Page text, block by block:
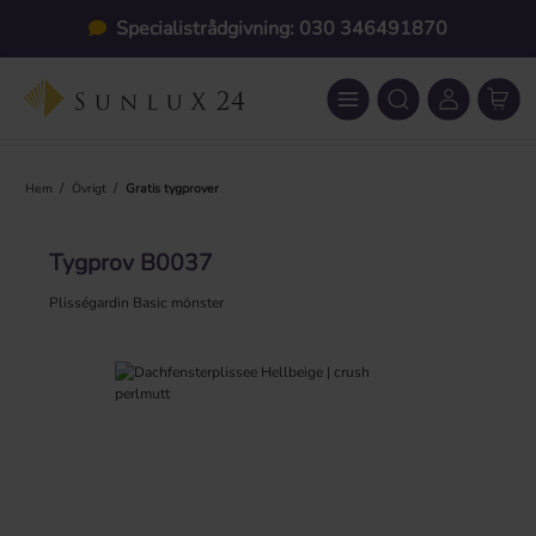
Hoppa till huvudinnehållSpecialistrådgivning: 030 346491870
Hem / Övrigt / Gratis tygprover
Tygprov B0037
Plisségardin Basic mönster
Hoppa över bildgalleri